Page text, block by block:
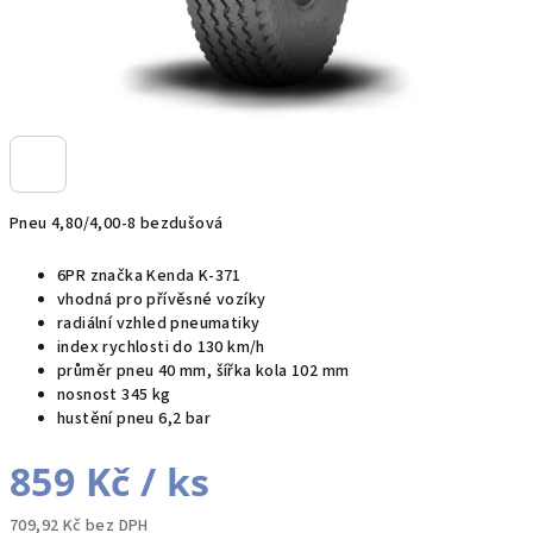
Pneu 4,80/4,00-8 bezdušová
6PR značka Kenda K-371
vhodná pro přívěsné vozíky
radiální vzhled pneumatiky
index rychlosti do 130 km/h
průměr pneu 40 mm, šířka kola 102 mm
nosnost 345 kg
hustění pneu 6,2 bar
859 Kč / ks
709,92 Kč bez DPH